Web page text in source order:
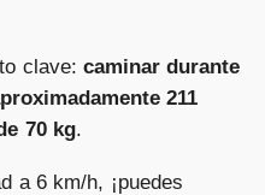
clave:caminar durante
211
70 kg.
a 6 km/h, ¡puedes